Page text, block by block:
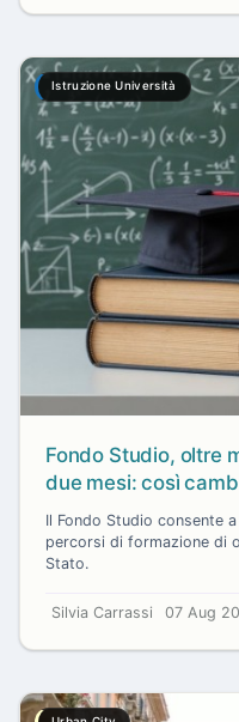
Istruzione Università
Fondo Studio, oltre
due mesi: così
Il Fondo Studio consente
percorsi di formazione di
Stato.
Silvia Carrassi 07 Aug